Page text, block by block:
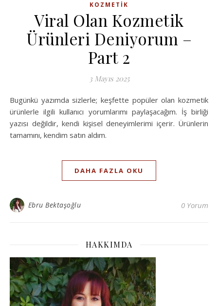
KOZMETIK
Viral Olan Kozmetik
Ürünleri Deniyorum –
Part 2
3 Mayıs 2025
Bugünkü yazımda sizlerle; keşfette popüler olan kozmetik
ürünlerle ilgili kullanıcı yorumlarımı paylaşacağım. İş birliği
yazısı değildir, kendi kişisel deneyimlerimi içerir. Ürünlerin
tamamını, kendim satın aldım.
DAHA FAZLA OKU
Ebru Bektaşoğlu 0 Yorum
HAKKIMDA